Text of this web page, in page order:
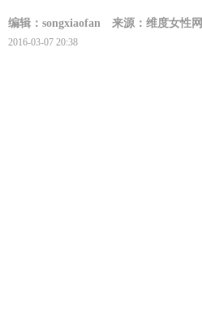
编辑：songxiaofan 来源：维度女性网
2016-03-07 20:38